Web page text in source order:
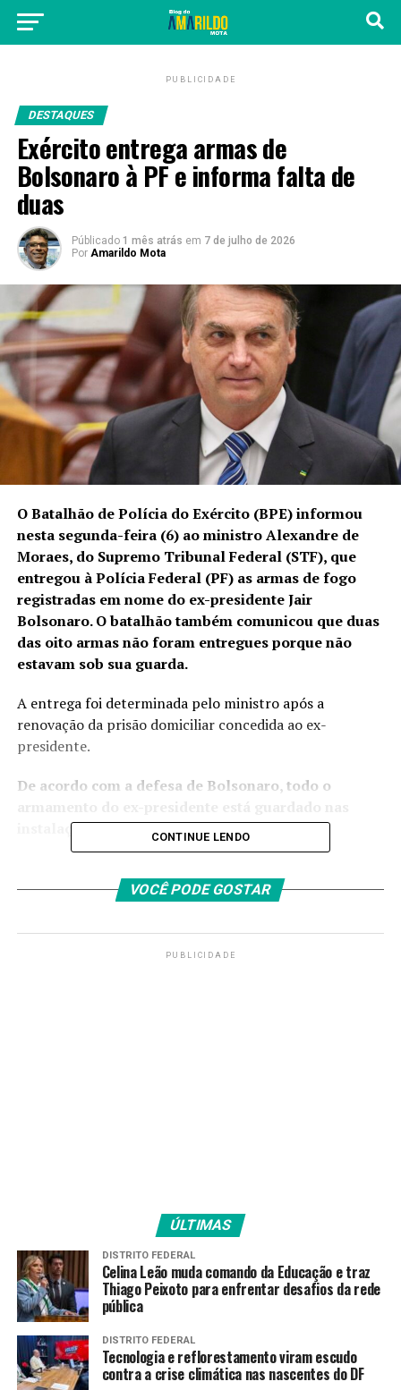
PUBLICIDADE
DESTAQUES
Exército entrega armas de
Bolsonaro à PF e informa falta de
duas
Públicado 1 mês atrás em 7 de julho de 2026
Por Amarildo Mota
O Batalhão de Polícia do Exército (BPE) informou
nesta segunda-feira (6) ao ministro Alexandre de
Moraes, do Supremo Tribunal Federal (STF), que
entregou à Polícia Federal (PF) as armas de fogo
registradas em nome do ex-presidente Jair
Bolsonaro. O batalhão também comunicou que duas
das oito armas não foram entregues porque não
estavam sob sua guarda.
A entrega foi determinada pelo ministro após a
renovação da prisão domiciliar concedida ao ex-
presidente.
De acordo com a defesa de Bolsonaro, todo o
instalações do Exército.
suspensão do porte de arma de Bolsonaro e a apreensão
presidente.
seguida, após passar por uma cirurgia, ele ganhou o
direito de cumprir prisão domiciliar temporária. O ex-
presidente se recupera de uma pneumonia bacteriana.
Fonte:Agência Brasil
TAGS
CONTINUE LENDO
VOCÊ PODE GOSTAR
PUBLICIDADE
ÚLTIMAS
DISTRITO FEDERAL
Celina Leão muda comando da Educação e traz
Thiago Peixoto para enfrentar desafios da rede
pública
DISTRITO FEDERAL
Tecnologia e reflorestamento viram escudo
contra a crise climática nas nascentes do DF